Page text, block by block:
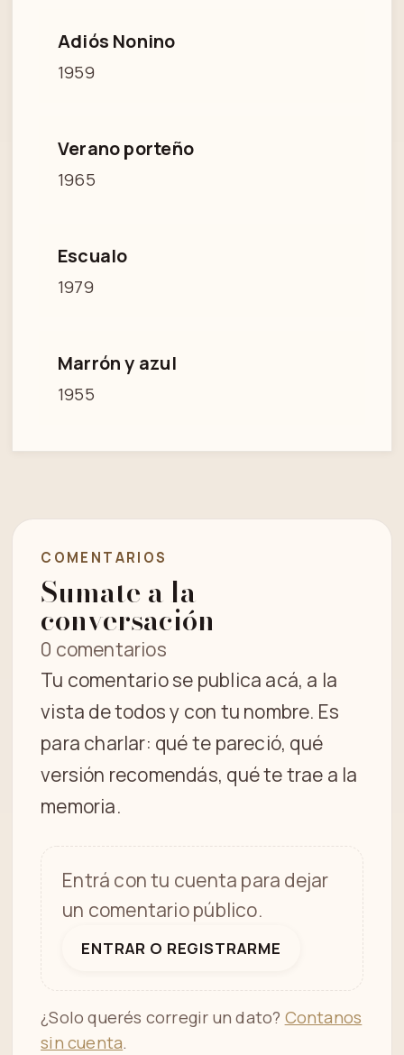
Adiós Nonino
1959
Verano porteño
1965
Escualo
1979
Marrón y azul
1955
COMENTARIOS
Sumate a la
conversación
0 comentarios
Tu comentario se publica acá, a la
vista de todos y con tu nombre. Es
para charlar: qué te pareció, qué
versión recomendás, qué te trae a la
memoria.
Entrá con tu cuenta para dejar
un comentario público.
ENTRAR O REGISTRARME
¿Solo querés corregir un dato? Contanos
sin cuenta.